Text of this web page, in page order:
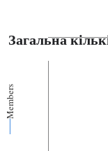
Загальна
Members